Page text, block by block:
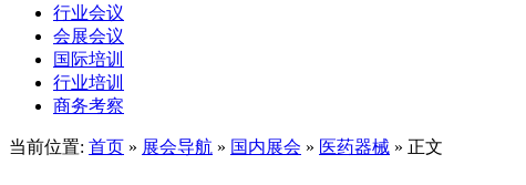
行业会议
会展会议
国际培训
行业培训
商务考察
当前位置: 首页 » 展会导航 » 国内展会 » 医药器械 » 正文